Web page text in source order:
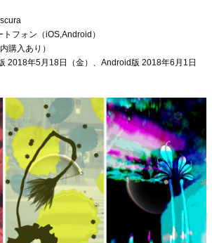
フォン（iOS,Android）
購入あり）
2018年5月18日（金）、Android版 2018年6月1日